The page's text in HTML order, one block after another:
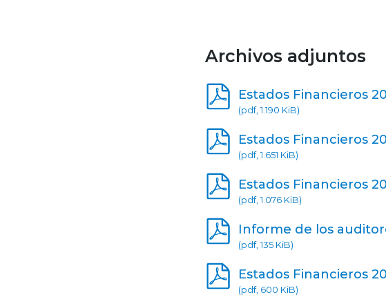
Archivos adjuntos
Estados Financieros
(pdf, 1.190 KiB)
Estados Financieros
(pdf, 1.651 KiB)
Estados Financieros
(pdf, 1.076 KiB)
Informe de los
(pdf, 135 KiB)
Estados Financieros
(pdf, 600 KiB)